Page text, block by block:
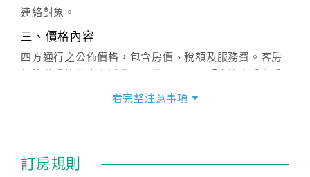
連絡對象。
三、價格內容
四方通行之公佈價格，包含房價、稅額及服務費。客房
價」之當日價格為標準。
話方式異動訂單。
看完整注意事項
訂房規則